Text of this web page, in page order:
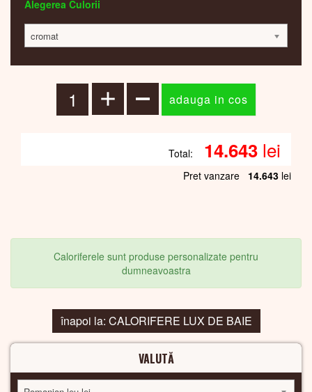
Alegerea Culorii
cromat
Total: 14.643 lei
Pret vanzare 14.643 lei
Caloriferele sunt produse personalizate pentru
dumneavoastra
înapoi la: CALORIFERE LUX DE BAIE
VALUTĂ